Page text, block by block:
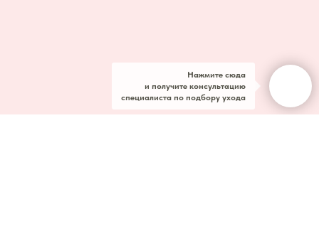
Нажмите сюда
и получите консультацию
специалиста по подбору ухода